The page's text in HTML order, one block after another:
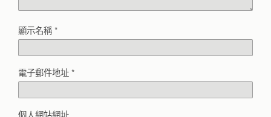
顯示名稱*
電子郵件地址*
個人網站網址